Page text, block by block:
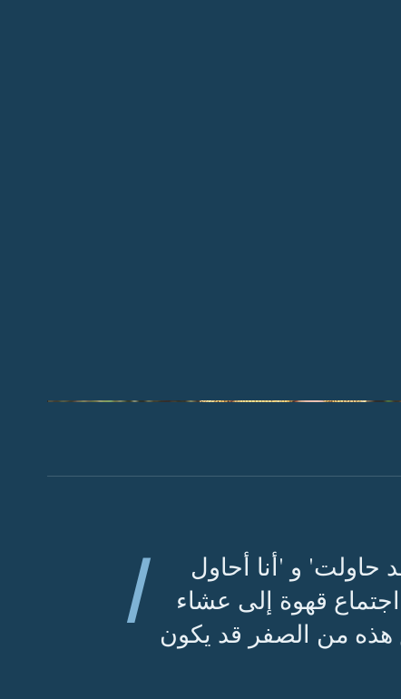
ا
حاولت' و 'أنا أحاول
قهوة إلى عشاء
هذه من الصفر قد يكون